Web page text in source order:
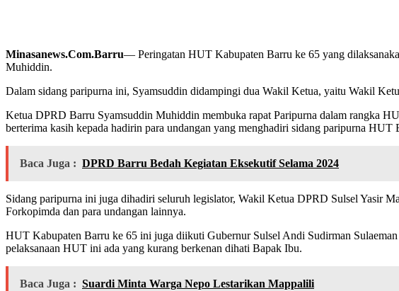
Minasanews.Com.Barru— Peringatan HUT Kabupaten Barru ke 65 yang
Muhiddin.
Dalam sidang paripurna ini, Syamsuddin didampingi dua Wakil Ketua, yaitu Wakil
Ketua DPRD Barru Syamsuddin Muhiddin membuka rapat Paripurna dalam rangka
berterima kasih kepada hadirin para undangan yang menghadiri sidang paripurna HUT
Baca Juga : DPRD Barru Bedah Kegiatan Eksekutif Selama 2024
Sidang paripurna ini juga dihadiri seluruh legislator, Wakil Ketua DPRD Sulsel Yasir
Forkopimda dan para undangan lainnya.
HUT Kabupaten Barru ke 65 ini juga diikuti Gubernur Sulsel Andi Sudirman
pelaksanaan HUT ini ada yang kurang berkenan dihati Bapak Ibu.
Baca Juga : Suardi Minta Warga Nepo Lestarikan Mappalili